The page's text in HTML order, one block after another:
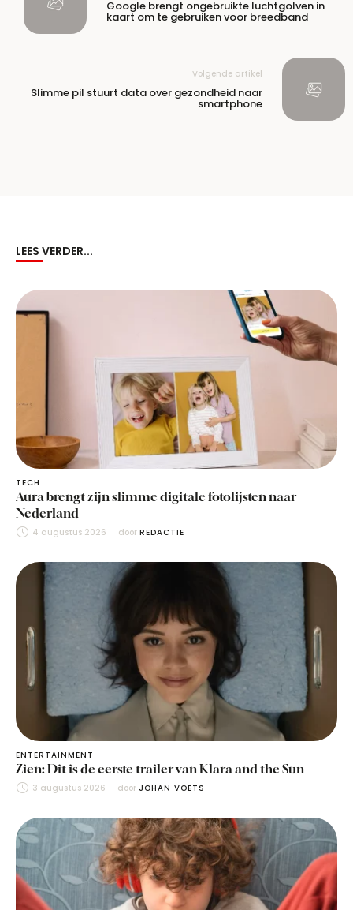
Google brengt ongebruikte luchtgolven in
kaart om te gebruiken voor breedband
Volgende artikel
Slimme pil stuurt data over gezondheid naar
smartphone
LEES VERDER...
TECH
Aura brengt zijn slimme digitale fotolijsten naar
Nederland
4 augustus 2026 door REDACTIE
ENTERTAINMENT
Zien: Dit is de eerste trailer van Klara and the Sun
3 augustus 2026 door JOHAN VOETS